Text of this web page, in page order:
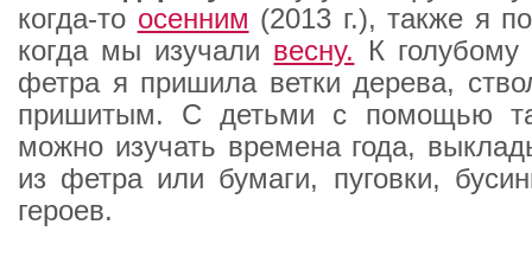
когда-то осенним (2013 г.), также я
когда мы изучали весну. К голубому
фетра я пришила ветки дерева,
пришитым. С детьми с помощью
можно изучать времена года,
из фетра или бумаги, пуговки,
героев.